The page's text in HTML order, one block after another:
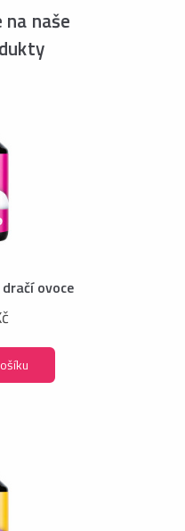
naše
ovoce